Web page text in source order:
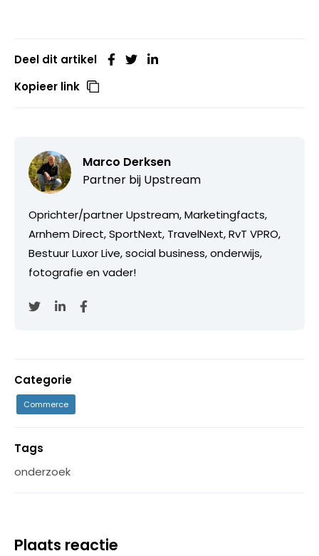
Deel dit artikel
Kopieer link
Marco Derksen
Partner bij Upstream
Oprichter/partner Upstream, Marketingfacts,
Arnhem Direct, SportNext, TravelNext, RvT VPRO,
Bestuur Luxor Live, social business, onderwijs,
fotografie en vader!
Categorie
Commerce
Tags
onderzoek
Plaats reactie